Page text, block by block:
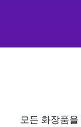
모든 화장품